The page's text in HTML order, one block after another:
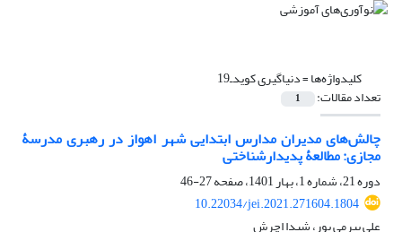
کلیدواژه‌ها =دنیاگیری کوید‌ـ19‌
تعداد مقالات: 1
چالش‌‏های مدیران مدارس ابتدایی شهر اهواز در رهبری مدرسۀ
مجازی: مطالعۀ پدیدارشناختی
دوره 21، شماره 1، بهار 1401، صفحه
27-46
10.22034/jei.2021.271604.1804
علی بیرمی پور، شیدا اچرش